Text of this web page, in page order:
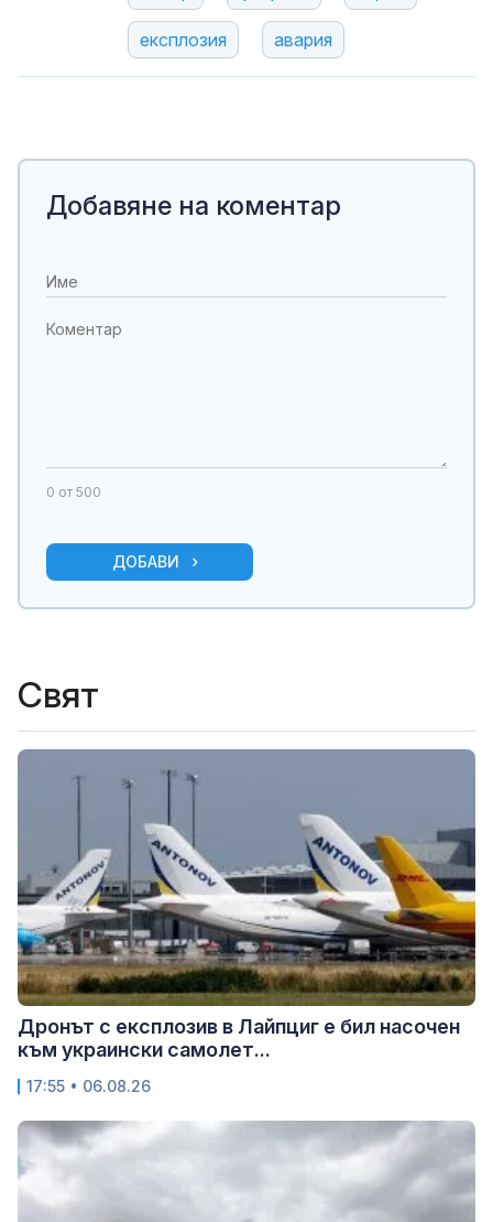
експлозия авария
Добавяне на коментар
0 от 500
ДОБАВИ
Свят
Дронът с експлозив в Лайпциг е бил насочен
към украински самолет...
17:55 • 06.08.26